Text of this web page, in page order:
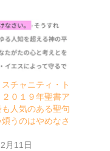
スチャニティ・ト
２０１９年聖書ア
人気のある聖句
うのはやめなさ
月11日